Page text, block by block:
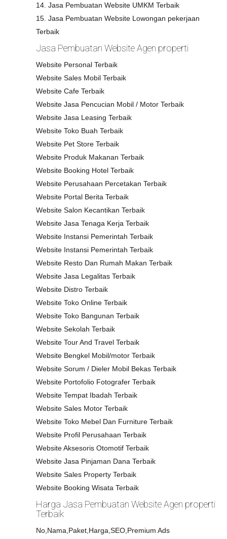
14. Jasa Pembuatan Website UMKM Terbaik
15. Jasa Pembuatan Website Lowongan pekerjaan
Terbaik
Jasa Pembuatan Website Agen properti
Website Personal Terbaik
Website Sales Mobil Terbaik
Website Cafe Terbaik
Website Jasa Pencucian Mobil / Motor Terbaik
Website Jasa Leasing Terbaik
Website Toko Buah Terbaik
Website Pet Store Terbaik
Website Produk Makanan Terbaik
Website Booking Hotel Terbaik
Website Perusahaan Percetakan Terbaik
Website Portal Berita Terbaik
Website Salon Kecantikan Terbaik
Website Jasa Tenaga Kerja Terbaik
Website Instansi Pemerintah Terbaik
Website Instansi Pemerintah Terbaik
Website Resto Dan Rumah Makan Terbaik
Website Jasa Legalitas Terbaik
Website Distro Terbaik
Website Toko Online Terbaik
Website Toko Bangunan Terbaik
Website Sekolah Terbaik
Website Tour And Travel Terbaik
Website Bengkel Mobil/motor Terbaik
Website Sorum / Dieler Mobil Bekas Terbaik
Website Portofolio Fotografer Terbaik
Website Tempat Ibadah Terbaik
Website Sales Motor Terbaik
Website Toko Mebel Dan Furniture Terbaik
Website Profil Perusahaan Terbaik
Website Aksesoris Otomotif Terbaik
Website Jasa Pinjaman Dana Terbaik
Website Sales Property Terbaik
Website Booking Wisata Terbaik
Harga Jasa Pembuatan Website Agen properti
Terbaik
No,Nama,Paket,Harga,SEO,Premium Ads